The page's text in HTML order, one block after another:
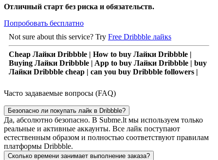
Отличный старт без риска и обязательств.
Попробовать бесплатно
Not sure about this service? Try Free Dribbble лайкs
Cheap Лайки Dribbble | How to buy Лайки Dribbble |
Buying Лайки Dribbble | App to buy Лайки Dribbble | buy
Лайки Dribbble cheap | can you buy Dribbble followers |
Часто задаваемые вопросы (FAQ)
Безопасно ли покупать лайк в Dribbble?
Да, абсолютно безопасно. В Subme.lt мы используем только
реальные и активные аккаунты. Все лайк поступают
естественным образом и полностью соответствуют правилам
платформы Dribbble.
Сколько времени занимает выполнение заказа?